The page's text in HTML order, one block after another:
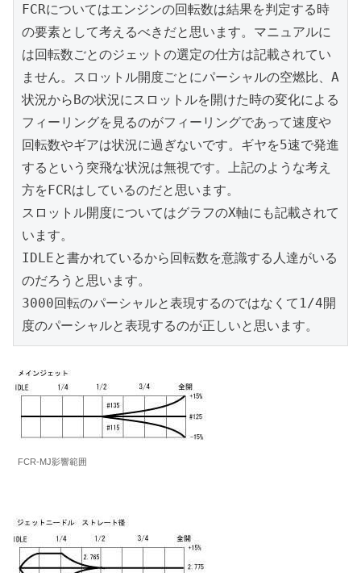
FCRについてはエンジンの回転数は結果を判定する時
の要素として考えるべきだと思います。マニュアルに
は回転数ごとのジェットの選定の仕方は記載されてい
ません。スロットル開度ごとにパーシャルの空燃比、A
状況からBの状況にスロットルを開けた時の変化による
フィーリングを見るのがフィーリングであって速度や
回転数やギアは状況に過ぎないです。ギヤを5速で発進
するという突飛な状況は無視です。上記のような考え
方をFCRはしているのだと思います。
スロットル開度についてはグラフのX軸にも記載されて
います。
IDLEと書かれているから回転数を意識する人達がいる
のだろうと思います。
3000回転のパーシャルと表現するのではなくて1/4開
度のパーシャルと表現するのが正しいと思います。
FCR-MJ影響範囲